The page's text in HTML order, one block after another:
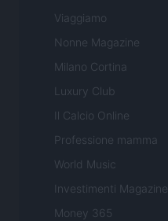
Viaggiamo
Nonne Magazine
Milano Cortina
Luxury Club
Il Calcio Online
Professione mamma
World Music
Investimenti Magazine
Money 365